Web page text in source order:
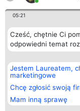
05:21
Cześć, chętnie Ci
odpowiedni temat
Jestem Laureatem,
marketingowe
Chcę zgłosić swoją
Mam inną sprawę
Organizator plebiscytu
Bright Side Solutions sp. z o.
o. sp. k.
ul. Ruska 22
Wrocław 50-079
KRS 0000749100 | Regon
381313360 | NIP 8943132676